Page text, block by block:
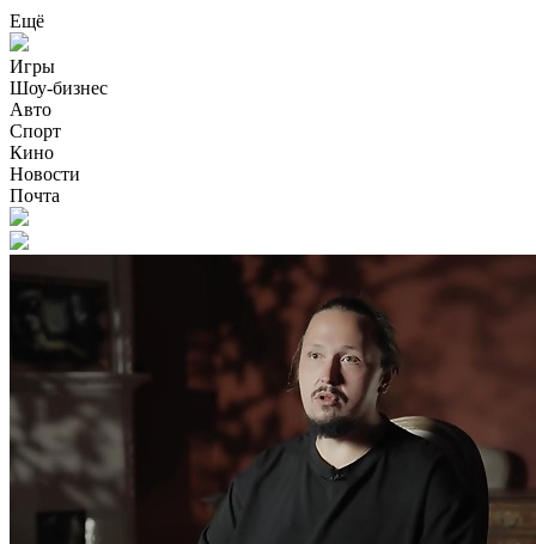
Ещё
Игры
Шоу-бизнес
Авто
Спорт
Кино
Новости
Почта